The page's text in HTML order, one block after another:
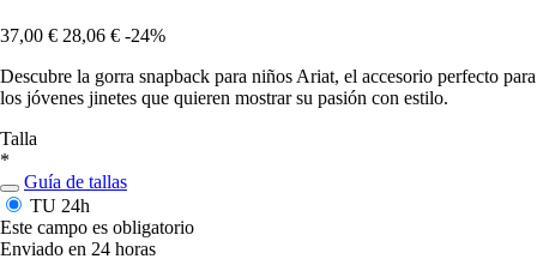
37,00 € 28,06 € -24%
Descubre la gorra snapback para niños Ariat, el accesorio perfecto para
los jóvenes jinetes que quieren mostrar su pasión con estilo.
Talla
*
Guía de tallas
TU 24h
Este campo es obligatorio
Enviado en 24 horas